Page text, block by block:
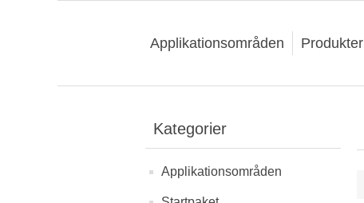
Applikationsområden Produkter
Kategorier
Applikationsområden